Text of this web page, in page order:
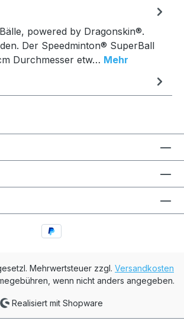
powered by Dragonskin®.
Der Speedminton® SuperBall
Durchmesser etw… Mehr
Mehrwertsteuer zzgl. Versandkosten
wenn nicht anders angegeben.
Realisiert mit Shopware